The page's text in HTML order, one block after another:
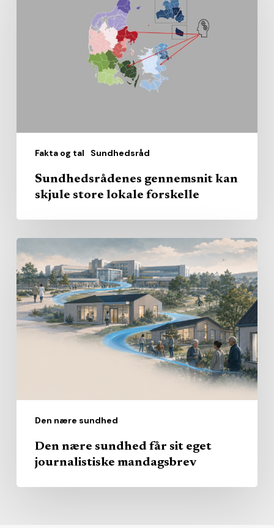
Fakta og tal Sundhedsråd
Sundhedsrådenes gennemsnit kan
skjule store lokale forskelle
Den nære sundhed
nære
sundhed
får
sit
Den nære sundhed får sit eget
journalistiske mandagsbrev